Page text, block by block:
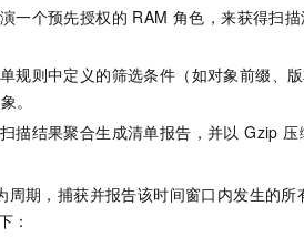
一个预先授权的 RAM 角色，来获得扫
规则中定义的筛选条件（如对象前缀、
。
扫描结果聚合生成清单报告，并以 Gzip
周期，捕获并报告该时间窗口内发生的
：
服 多种方案随心选，轻松解锁专属 DeepSeek